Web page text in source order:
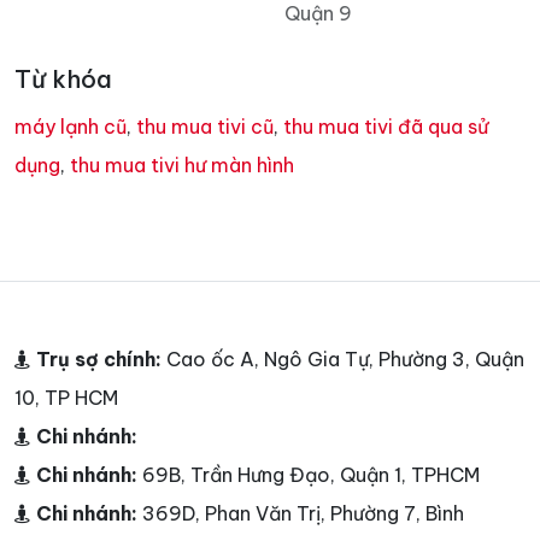
Quận 9
Từ khóa
máy lạnh cũ, thu mua tivi cũ, thu mua tivi đã qua sử
dụng, thu mua tivi hư màn hình
Trụ sợ chính: Cao ốc A, Ngô Gia Tự, Phường 3, Quận
10, TP HCM
Chi nhánh:
Chi nhánh: 69B, Trần Hưng Đạo, Quận 1, TPHCM
Chi nhánh: 369D, Phan Văn Trị, Phường 7, Bình